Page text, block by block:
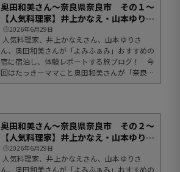
奥田和美さん～奈良県奈良市 その１～
【人気料理家】井上かなえ・山本ゆり・
奥田...
2026年6月29日
人気料理家、井上かなえさん、山本ゆりさ
ん、奥田和美さんが「よみふぁみ」おすすめの
宿に宿泊し、体験レポートする旅ブログ！ 今
回はたっきーママこと奥田和美さんが「奈良県
奈良市」に出かけました。ブログの最後には奥
び旅奈良県奈良市 その１ひとり旅企画も第
二...
奥田和美さん～奈良県奈良市 その２～
【人気料理家】井上かなえ・山本ゆり・
奥田...
2026年6月29日
人気料理家、井上かなえさん、山本ゆりさ
ん、奥田和美さんが「よみふぁみ」おすすめの